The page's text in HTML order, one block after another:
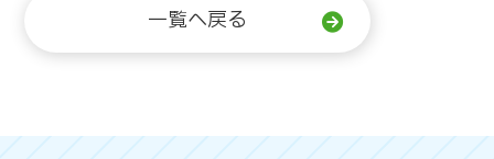
一覧へ戻る